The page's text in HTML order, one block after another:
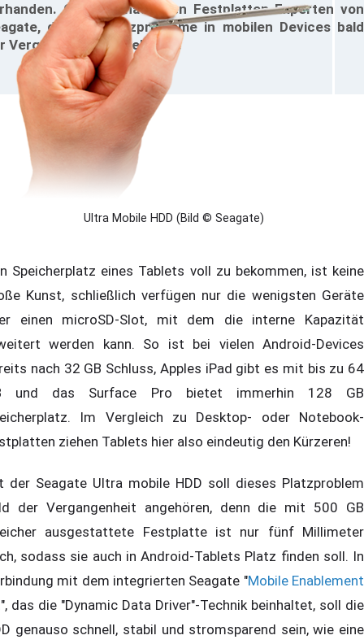
Geht es nach den Festplatten-Experten von
dürften Platzprobleme in mobilen Devices bald
Vergangenheit angehören.
Ultra Mobile HDD (Bild © Seagate)
Speicherplatz eines Tablets voll zu bekommen, ist keine
Kunst, schließlich verfügen nur die wenigsten Geräte
einen microSD-Slot, mit dem die interne Kapazität
werden kann. So ist bei vielen Android-Devices
nach 32 GB Schluss, Apples iPad gibt es mit bis zu 64
und das Surface Pro bietet immerhin 128 GB
Im Vergleich zu Desktop- oder Notebook-
ziehen Tablets hier also eindeutig den Kürzeren!
der Seagate Ultra mobile HDD soll dieses Platzproblem
der Vergangenheit angehören, denn die mit 500 GB
ausgestattete Festplatte ist nur fünf Millimeter
sodass sie auch in Android-Tablets Platz finden soll. In
mit dem integrierten Seagate "Mobile Enablement
", das die "Dynamic Data Driver"-Technik beinhaltet, soll die
genauso schnell, stabil und stromsparend sein, wie eine